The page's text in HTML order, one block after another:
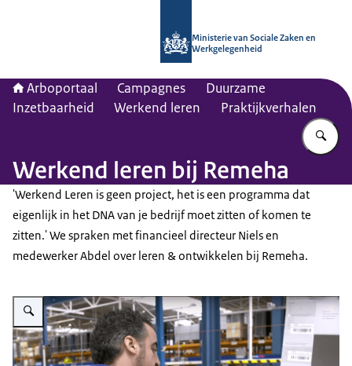
Ministerie van Sociale Zaken en
Werkgelegenheid
Arboportaal Campagnes
Duurzame
Inzetbaarheid
Werkend leren Praktijkverhalen
Werkend leren bij Remeha
'Werkend Leren is geen project, het is een programma dat
eigenlijk in het DNA van je bedrijf moet zitten of komen te
zitten.' We spraken met financieel directeur Niels en
medewerker Abdel over leren & ontwikkelen bij Remeha.
Vergroot afbeelding Praktijkverhaal 47 - Remeha